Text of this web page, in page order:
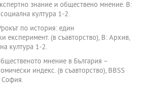
знание и обществено мнение. В:
култура 1-2.
по история: един
експеримент. (в съавторство), В: Архив,
култура 1-2.
мнение в България –
индекс. (в съавторство), BBSS
София.